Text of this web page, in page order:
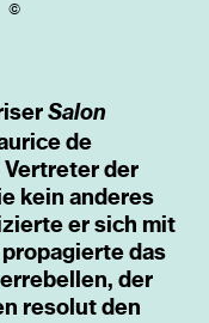
©
Salon
de
Vertreter der
kein anderes
er sich mit
das
der
resolut den